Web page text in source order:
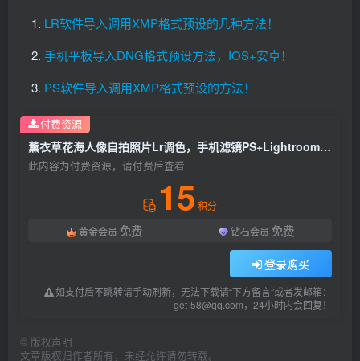
LR软件导入调用XMP格式预设的几种方法！
手机平板导入DNG格式预设方法，IOS+安卓！
PS软件导入调用XMP格式预设的方法！
薰衣草花海人像自拍照片Lr调色，手机滤镜PS+Lightroom预设下载！
此内容为付费资源，请付费后查看
15 积分
黄金会员 免费 钻石会员 免费
登录购买
如支付后不跳转请手动刷新，无法下载请“下方留言”或者发邮箱：
get-58@qq.com，24小时内会回复！
付费资源
© 版权声明
文章版权归作者所有，未经允许请勿转载。